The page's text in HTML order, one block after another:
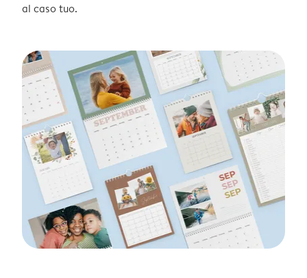
al caso tuo.